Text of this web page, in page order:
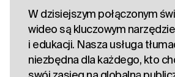
W dzisiejszym połączonym
wideo są kluczowym
i edukacji. Nasza usługa
niezbędna dla każdego, kto